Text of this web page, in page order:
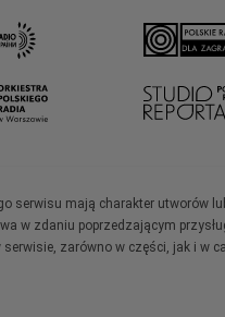
mają charakter utworów
w zdaniu poprzedzającym
zarówno w części, jak i w